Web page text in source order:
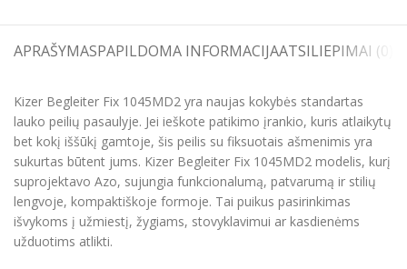
APRAŠYMASPAPILDOMA INFORMACIJAATSILIEPIMAI (0)
Kizer Begleiter Fix 1045MD2 yra naujas kokybės standartas
lauko peilių pasaulyje. Jei ieškote patikimo įrankio, kuris atlaikytų
bet kokį iššūkį gamtoje, šis peilis su fiksuotais ašmenimis yra
sukurtas būtent jums. Kizer Begleiter Fix 1045MD2 modelis, kurį
suprojektavo Azo, sujungia funkcionalumą, patvarumą ir stilių
lengvoje, kompaktiškoje formoje. Tai puikus pasirinkimas
išvykoms į užmiestį, žygiams, stovyklavimui ar kasdienėms
užduotims atlikti.